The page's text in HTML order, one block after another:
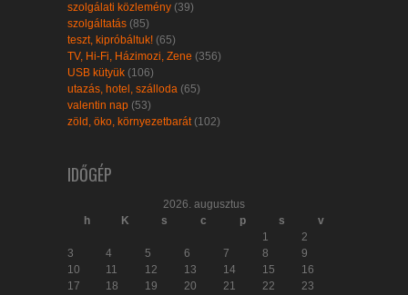
szolgálati közlemény (39)
szolgáltatás (85)
teszt, kipróbáltuk! (65)
TV, Hi-Fi, Házimozi, Zene (356)
USB kütyük (106)
utazás, hotel, szálloda (65)
valentin nap (53)
zöld, öko, környezetbarát(102)
IDŐGÉP
2026. augusztus
h
K s c p s
v
1
2
3
4 5 6 7 8
9
10
11 12 13 14 15
16
17
18 19 20 21 22
23